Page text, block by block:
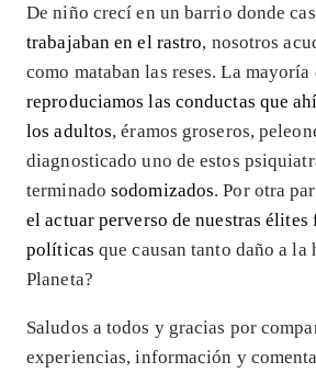
De niño crecí en un barrio donde
trabajaban en el rastro, nosotros
como mataban las reses. La mayoría
reproduciamos las conductas que
los adultos, éramos groseros,
diagnosticado uno de estos
terminadosodomizados. Por otra
el actuar perverso de nuestras
políticas que causan tanto daño a la
Planeta?
Saludos a todos y gracias por
experiencias, información y